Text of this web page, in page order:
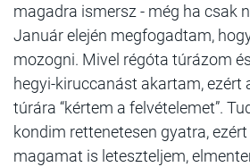
magadra ismersz - még ha csak
Január elején megfogadtam,
mozogni. Mivel régóta túrázom
hegyi-kiruccanást akartam, ezért
túrára “kértem a felvételemet”.
kondim rettenetesen gyatra,
magamat is leteszteljem,